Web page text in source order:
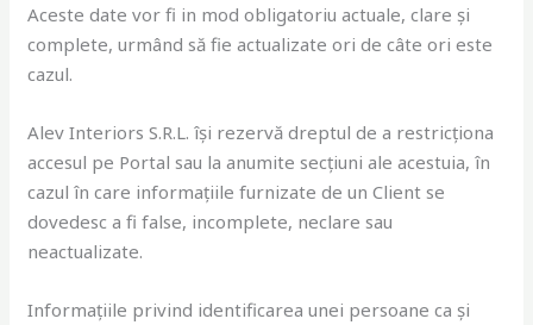
Aceste date vor fi in mod obligatoriu actuale, clare și
complete, urmând să fie actualizate ori de câte ori este
cazul.
Alev Interiors S.R.L. își rezervă dreptul de a restricționa
accesul pe Portal sau la anumite secțiuni ale acestuia, în
cazul în care informațiile furnizate de un Client se
dovedesc a fi false, incomplete, neclare sau
neactualizate.
Informațiile privind identificarea unei persoane ca și